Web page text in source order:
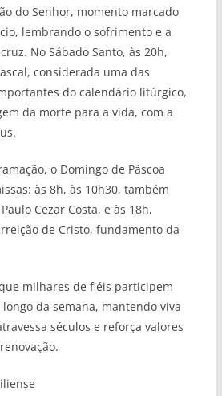
do Senhor, momento marcado
lembrando o sofrimento e a
No Sábado Santo, às 20h,
considerada uma das
do calendário litúrgico,
da morte para a vida, com a
o Domingo de Páscoa
às 8h, às 10h30, também
Cezar Costa, e às 18h,
de Cristo, fundamento da
milhares de fiéis participem
da semana, mantendo viva
séculos e reforça valores